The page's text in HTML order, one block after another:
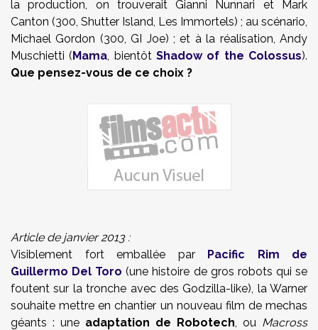
la production, on trouverait Gianni Nunnari et Mark
Canton (300, Shutter Island, Les Immortels) ; au scénario,
Michael Gordon (300, GI Joe) ; et à la réalisation, Andy
Muschietti (Mama, bientôtShadow of the Colossus).
Que pensez-vous de ce choix ?
Article de janvier 2013 :
Visiblement fort emballée par Pacific Rim de
Guillermo Del Toro (une histoire de gros robots qui se
foutent sur la tronche avec des Godzilla-like), la Warner
souhaite mettre en chantier un nouveau film de mechas
géants : une adaptation de Robotech, ou Macross